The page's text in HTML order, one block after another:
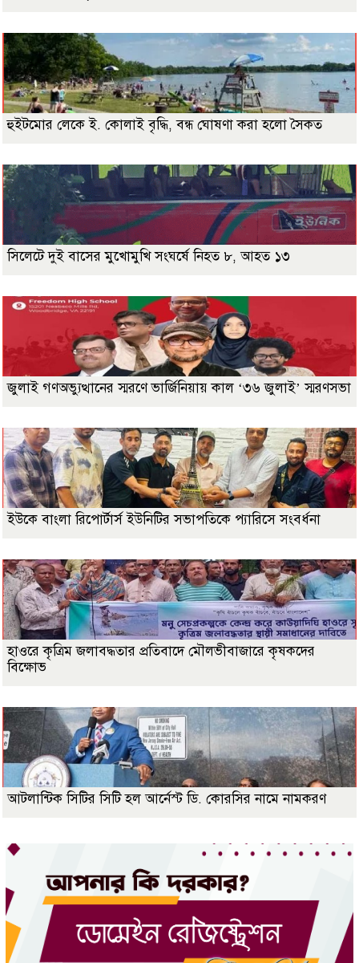
হুইটমোর লেকে ই. কোলাই বৃদ্ধি, বন্ধ ঘোষণা করা হলো সৈকত
সিলেটে দুই বাসের মুখোমুখি সংঘর্ষে নিহত ৮, আহত ১৩
জুলাই গণঅভ্যুত্থানের স্মরণে ভার্জিনিয়ায় কাল ‘৩৬ জুলাই’ স্মরণসভা
ইউকে বাংলা রিপোর্টার্স ইউনিটির সভাপতিকে প্যারিসে সংবর্ধনা
হাওরে কৃত্রিম জলাবদ্ধতার প্রতিবাদে মৌলভীবাজারে কৃষকদের
বিক্ষোভ
আটলান্টিক সিটির সিটি হল আর্নেস্ট ডি. কোরসির নামে নামকরণ